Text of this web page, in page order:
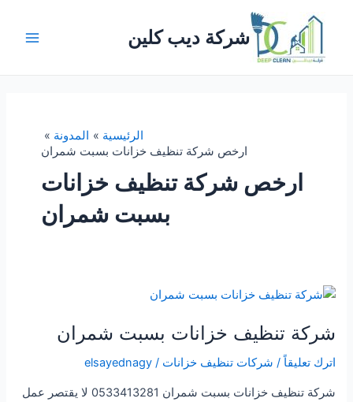
شركة ديب كلين
الرئيسية
المدونة
ارخص شركة تنظيف خزانات بسبت شمران
ارخص شركة تنظيف خزانات
بسبت شمران
شركة تنظيف خزانات بسبت شمران
اترك تعليقاً / شركات تنظيف خزانات /
elsayednagy
شركة تنظيف خزانات بسبت شمران 0533413281 لا يقتصر عمل